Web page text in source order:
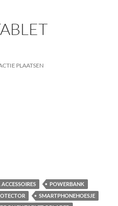
PLAATSEN
POWERBANK
SMARTPHONEHOESJE